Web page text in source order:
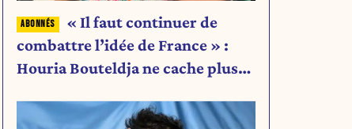
« Il faut continuer de
combattre l’idée de France » :
Houria Bouteldja ne cache plus